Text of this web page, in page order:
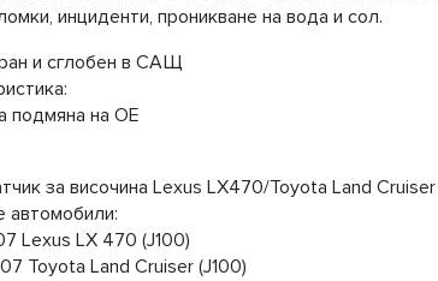
инциденти, проникване на вода и сол.
и сглобен в САЩ
подмяна на OE
за височина Lexus LX470/Toyota Land
автомобили:
Lexus LX 470 (J100)
Toyota Land Cruiser (J100)